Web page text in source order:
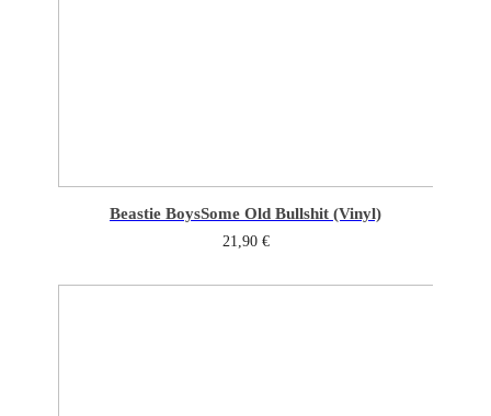
Beastie BoysSome Old Bullshit (Vinyl)
21,90 €